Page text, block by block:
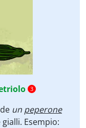
3
un peperone
Esempio: